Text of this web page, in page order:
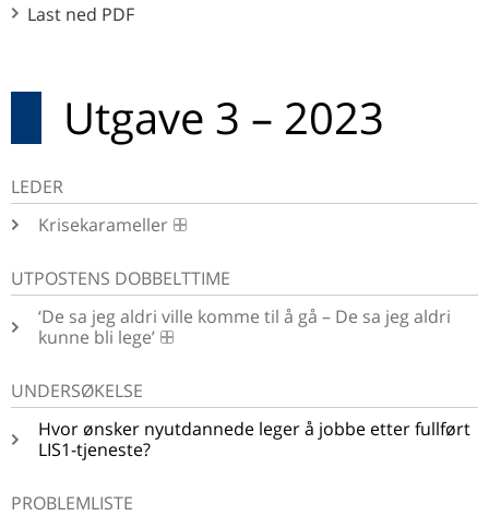
Last ned PDF
Utgave 3 – 2023
LEDER
Krisekarameller
UTPOSTENS DOBBELTTIME
‘De sa jeg aldri ville komme til å gå – De sa jeg aldri
kunne bli lege’
UNDERSØKELSE
Hvor ønsker nyutdannede leger å jobbe etter fullført
LIS1-tjeneste?
PROBLEMLISTE